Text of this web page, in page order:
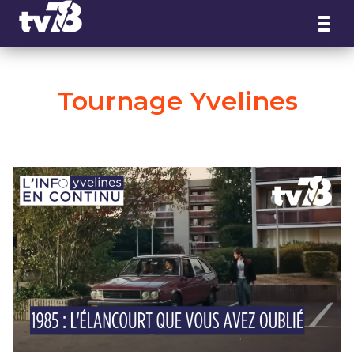
Tournage Yvelines
Panneau de gestion des cookies